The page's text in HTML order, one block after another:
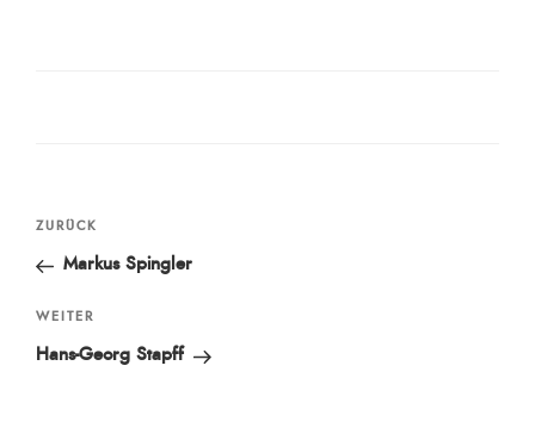
Beitragsnavigation
Vorheriger
Beitrag
ZURÜCK
Markus Spingler
Nächster
Beitrag
WEITER
Hans-Georg Stapff